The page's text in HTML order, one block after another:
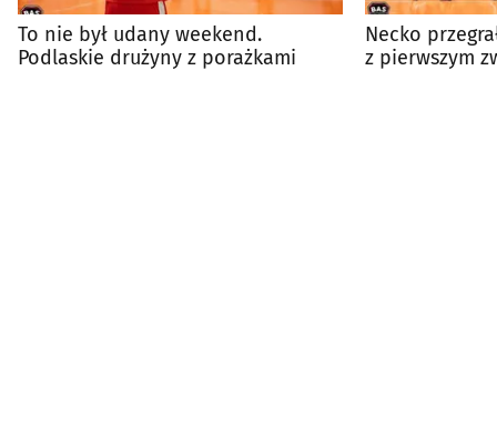
To nie był udany weekend.
Podlaskie drużyny z porażkami
Necko
z pierwszym